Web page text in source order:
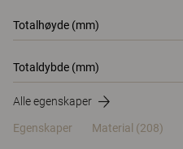
Totalhøyde (mm)
Totaldybde (mm)
Alle egenskaper
Egenskaper Material (208)